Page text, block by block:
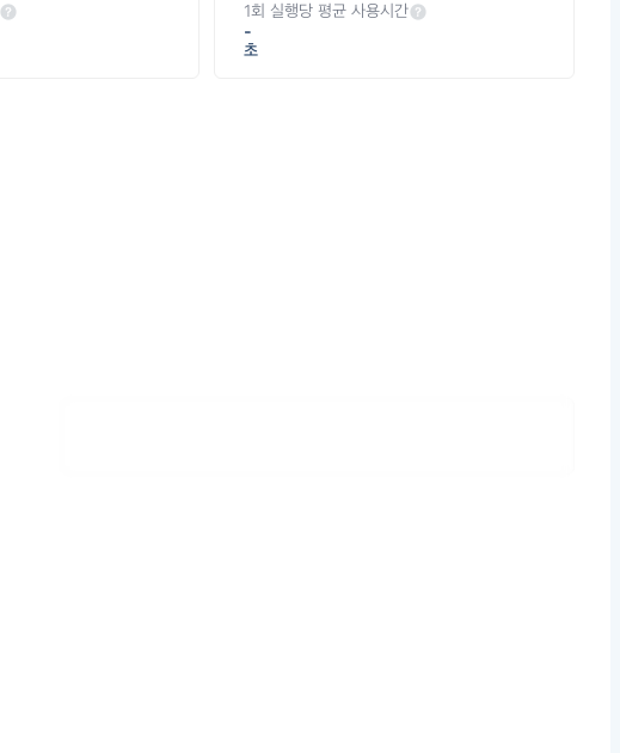
1회 실행당 평균 사용시간
-
초